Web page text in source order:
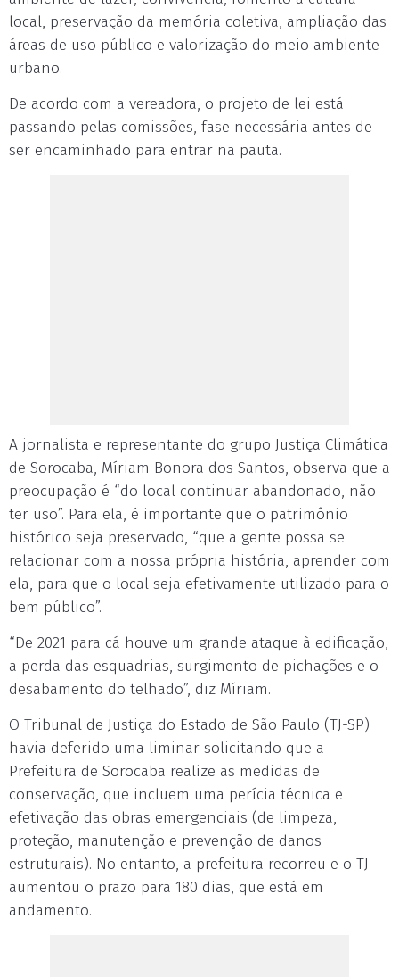
local, preservação da memória coletiva, ampliação das
áreas de uso público e valorização do meio ambiente
urbano.
De acordo com a vereadora, o projeto de lei está
passando pelas comissões, fase necessária antes de
ser encaminhado para entrar na pauta.
A jornalista e representante do grupo Justiça Climática
de Sorocaba, Míriam Bonora dos Santos, observa que a
preocupação é “do local continuar abandonado, não
ter uso”. Para ela, é importante que o patrimônio
histórico seja preservado, “que a gente possa se
relacionar com a nossa própria história, aprender com
ela, para que o local seja efetivamente utilizado para o
bem público”.
“De 2021 para cá houve um grande ataque à edificação,
a perda das esquadrias, surgimento de pichações e o
desabamento do telhado”, diz Míriam.
O Tribunal de Justiça do Estado de São Paulo (TJ-SP)
havia deferido uma liminar solicitando que a
Prefeitura de Sorocaba realize as medidas de
conservação, que incluem uma perícia técnica e
efetivação das obras emergenciais (de limpeza,
proteção, manutenção e prevenção de danos
estruturais). No entanto, a prefeitura recorreu e o TJ
aumentou o prazo para 180 dias, que está em
andamento.